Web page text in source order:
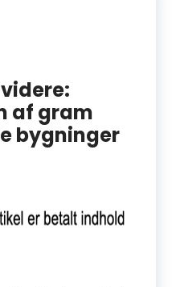
af gram
bygninger